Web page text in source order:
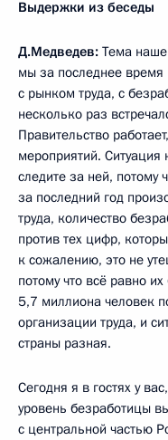
Выдержки из беседы
Д.Медведев: Тема
мы за последнее время
с рынком труда, с
несколько раз
Правительство
мероприятий.
следите за ней, потому
за последний год
труда, количество
против тех цифр,
к сожалению, это не
потому что всё равно
5,7 миллиона человек
организации труда, и
страны разная.
Сегодня я в гостях у
уровень безработицы
с центральной частью